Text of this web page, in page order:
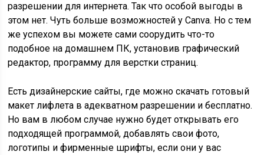
разрешении для интернета. Так что особой выгоды в
этом нет. Чуть больше возможностей у Canva. Но с тем
же успехом вы можете сами соорудить что-то
подобное на домашнем ПК, установив графический
редактор, программу для верстки страниц.
Есть дизайнерские сайты, где можно скачать готовый
макет лифлета в адекватном разрешении и бесплатно.
Но вам в любом случае нужно будет открывать его
подходящей программой, добавлять свои фото,
логотипы и фирменные шрифты, если они у вас